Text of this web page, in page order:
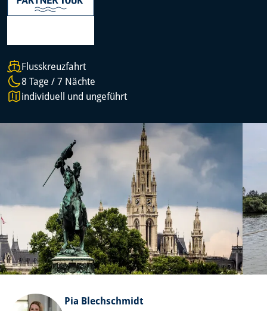
Flusskreuzfahrt
8 Tage / 7 Nächte
individuell und ungeführt
Pia Blechschmidt